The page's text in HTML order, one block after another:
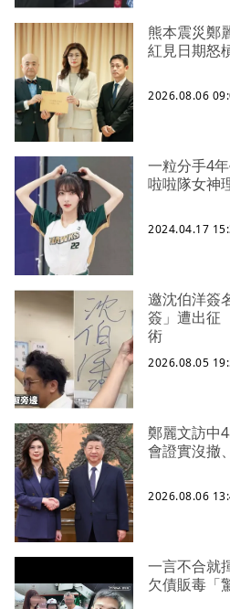
熊本震災鄭
紅見日期怒
2026.08.06
一粒分手4
啦啦隊女神
2024.04.17
邀沈伯洋簽
簽」遭出征
術
2026.08.05
鄭麗文訪中
會證實沒撤
2026.08.06
一言不合就
欠債販毒「